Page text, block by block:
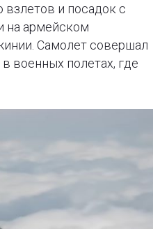
и посадок с
на армейском
Самолет совершал
военных полетах, где